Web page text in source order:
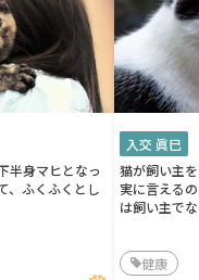
半身マヒとなっ
ふくふくとし
入交 眞巳
猫が飼い主
実に言える
は飼い主でな
健康